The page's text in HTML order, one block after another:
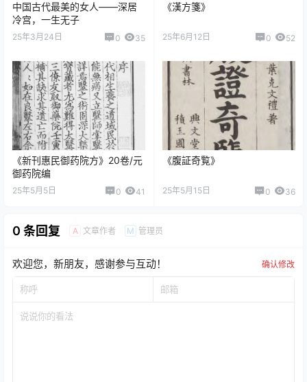
中国古代最美的女人——深居
冷宫，一生无子
25年3月24日 0 35
《漢方箋》
25年6月12日 0 52
《新刊惠民御药院方》20卷/元
御药院编
25年5月5日 0 41
《腹証奇覧》
25年5月15日 0 36
0 条回复 A 文章作者 M 管理员
欢迎您，新朋友，感谢参与互动！ 确认修改